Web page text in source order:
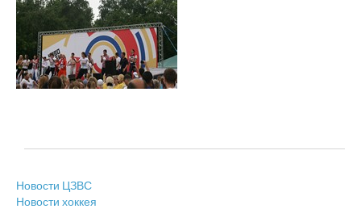
Новости ЦЗВС
Новости хоккея